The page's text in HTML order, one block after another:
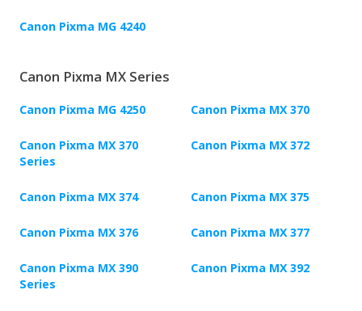
Canon Pixma MG 4240
Canon Pixma MX Series
Canon Pixma MG 4250 Canon Pixma MX 370
Canon Pixma MX 370
Series
Canon Pixma MX 372
Canon Pixma MX 374 Canon Pixma MX 375
Canon Pixma MX 376 Canon Pixma MX 377
Canon Pixma MX 390
Series
Canon Pixma MX 392